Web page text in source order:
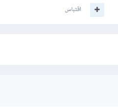
اقتباس